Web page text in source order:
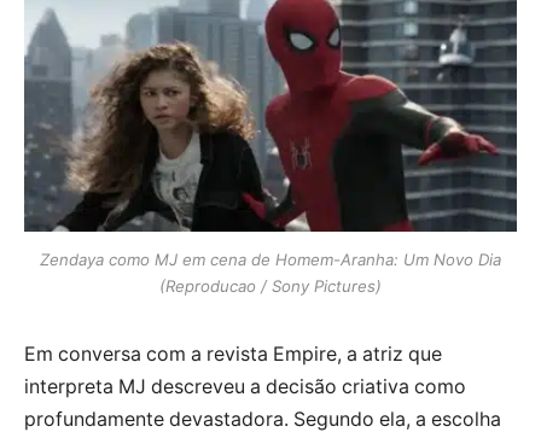
Zendaya como MJ em cena de Homem-Aranha: Um Novo Dia
(Reproducao / Sony Pictures)
Em conversa com a revista Empire, a atriz que
interpreta MJ descreveu a decisão criativa como
profundamente devastadora. Segundo ela, a escolha